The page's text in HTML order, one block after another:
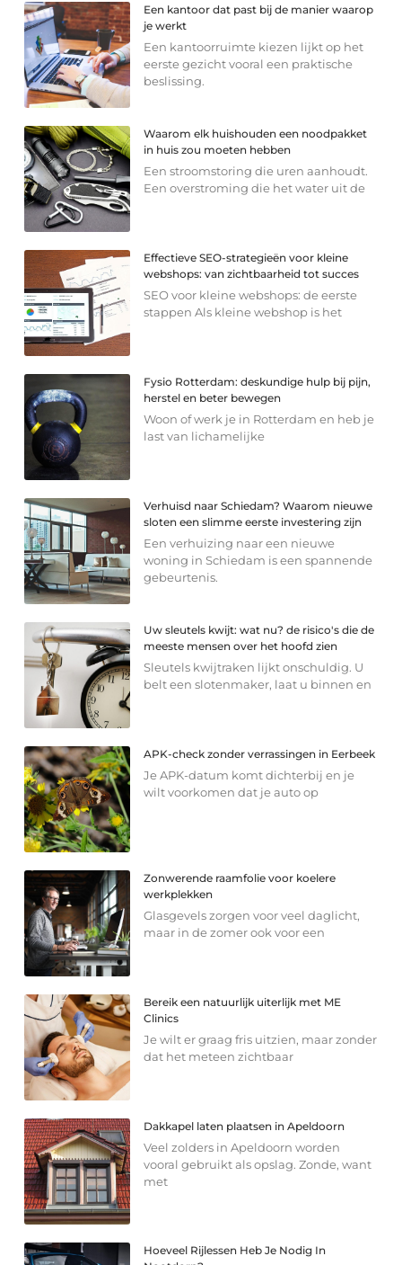
Een kantoor dat past bij de manier waarop
je werkt
Een kantoorruimte kiezen lijkt op het
eerste gezicht vooral een praktische
beslissing.
Waarom elk huishouden een noodpakket
in huis zou moeten hebben
Een stroomstoring die uren aanhoudt.
Een overstroming die het water uit de
Effectieve SEO-strategieën voor kleine
webshops: van zichtbaarheid tot succes
SEO voor kleine webshops: de eerste
stappen Als kleine webshop is het
Fysio Rotterdam: deskundige hulp bij pijn,
herstel en beter bewegen
Woon of werk je in Rotterdam en heb je
last van lichamelijke
Verhuisd naar Schiedam? Waarom nieuwe
sloten een slimme eerste investering zijn
Een verhuizing naar een nieuwe
woning in Schiedam is een spannende
gebeurtenis.
Uw sleutels kwijt: wat nu? de risico's die de
meeste mensen over het hoofd zien
Sleutels kwijtraken lijkt onschuldig. U
belt een slotenmaker, laat u binnen en
APK-check zonder verrassingen in Eerbeek
Je APK-datum komt dichterbij en je
wilt voorkomen dat je auto op
Zonwerende raamfolie voor koelere
werkplekken
Glasgevels zorgen voor veel daglicht,
maar in de zomer ook voor een
Bereik een natuurlijk uiterlijk met ME
Clinics
Je wilt er graag fris uitzien, maar zonder
dat het meteen zichtbaar
Dakkapel laten plaatsen in Apeldoorn
Veel zolders in Apeldoorn worden
vooral gebruikt als opslag. Zonde, want
met
Hoeveel Rijlessen Heb Je Nodig In